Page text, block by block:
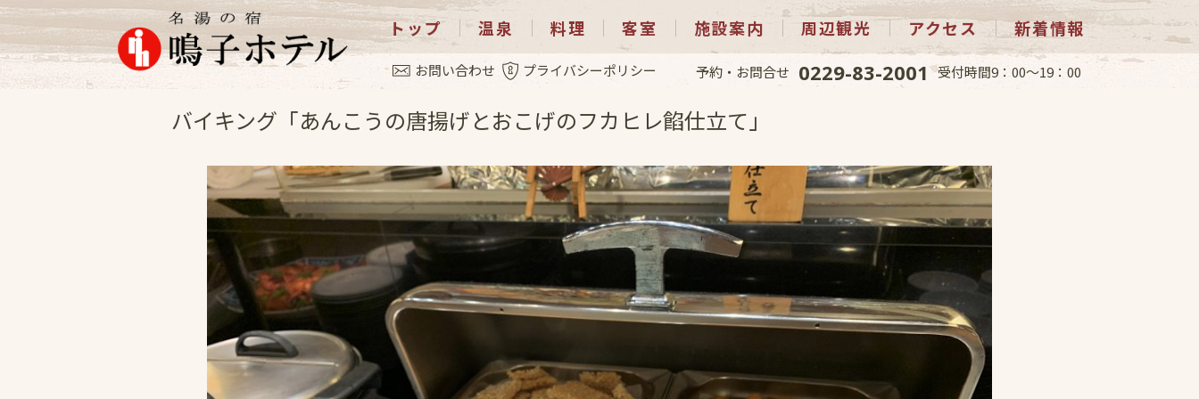
トップ 温泉 料理 客室 施設案内 周辺観光 アクセス 新着情報
お問い合わせ プライバシーポリシー 予約・お問合せ 0229-83-2001 受付時間9：00～19：00
お料理 2022.12.22
バイキング「あんこうの唐揚げとおこげのフカヒレ餡仕立て」